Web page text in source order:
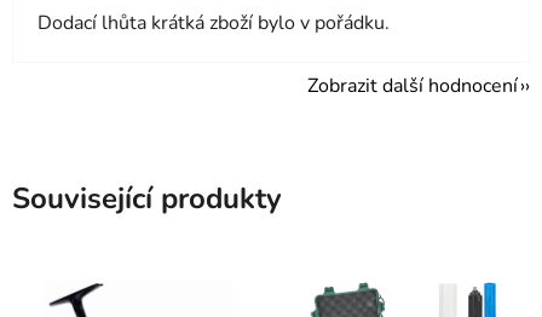
Dodací lhůta krátká zboží bylo v pořádku.
Zobrazit další hodnocení
Související produkty